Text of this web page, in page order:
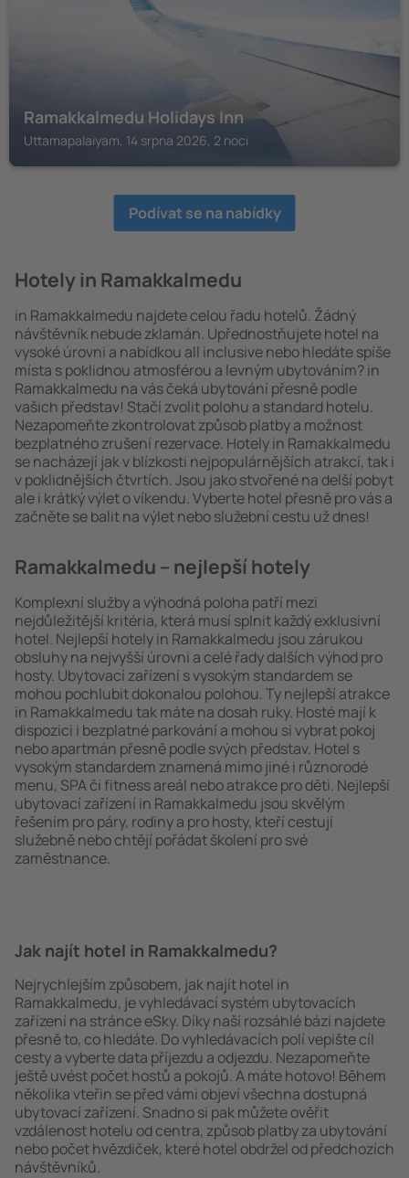
Ramakkalmedu Holidays Inn
Uttamapalaiyam, 14 srpna 2026, 2 noci
Podívat se na nabídky
Hotely in Ramakkalmedu
in Ramakkalmedu najdete celou řadu hotelů. Žádný
návštěvník nebude zklamán. Upřednostňujete hotel na
vysoké úrovni a nabídkou all inclusive nebo hledáte spíše
místa s poklidnou atmosférou a levným ubytováním? in
Ramakkalmedu na vás čeká ubytování přesně podle
vašich představ! Stačí zvolit polohu a standard hotelu.
Nezapomeňte zkontrolovat způsob platby a možnost
bezplatného zrušení rezervace. Hotely in Ramakkalmedu
se nacházejí jak v blízkosti nejpopulárnějších atrakcí, tak i
v poklidnějších čtvrtích. Jsou jako stvořené na delší pobyt
ale i krátký výlet o víkendu. Vyberte hotel přesně pro vás a
začněte se balit na výlet nebo služební cestu už dnes!
Ramakkalmedu – nejlepší hotely
Komplexní služby a výhodná poloha patří mezi
nejdůležitější kritéria, která musí splnit každý exklusivní
hotel. Nejlepší hotely in Ramakkalmedu jsou zárukou
obsluhy na nejvyšší úrovni a celé řady dalších výhod pro
hosty. Ubytovací zařízení s vysokým standardem se
mohou pochlubit dokonalou polohou. Ty nejlepší atrakce
in Ramakkalmedu tak máte na dosah ruky. Hosté mají k
dispozici i bezplatné parkování a mohou si vybrat pokoj
nebo apartmán přesně podle svých představ. Hotel s
vysokým standardem znamená mimo jiné i různorodé
menu, SPA či fitness areál nebo atrakce pro děti. Nejlepší
ubytovací zařízení in Ramakkalmedu jsou skvělým
řešením pro páry, rodiny a pro hosty, kteří cestují
služebně nebo chtějí pořádat školení pro své
zaměstnance.
Jak najít hotel in Ramakkalmedu?
Nejrychlejším způsobem, jak najít hotel in
Ramakkalmedu, je vyhledávací systém ubytovacích
zařízení na stránce eSky. Díky naší rozsáhlé bázi najdete
přesně to, co hledáte. Do vyhledávacích polí vepište cíl
cesty a vyberte data příjezdu a odjezdu. Nezapomeňte
ještě uvést počet hostů a pokojů. A máte hotovo! Během
několika vteřin se před vámi objeví všechna dostupná
ubytovací zařízení. Snadno si pak můžete ověřit
vzdálenost hotelu od centra, způsob platby za ubytování
nebo počet hvězdiček, které hotel obdržel od předchozích
návštěvníků.